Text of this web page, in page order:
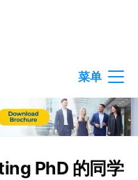
菜单
PhD 的同学